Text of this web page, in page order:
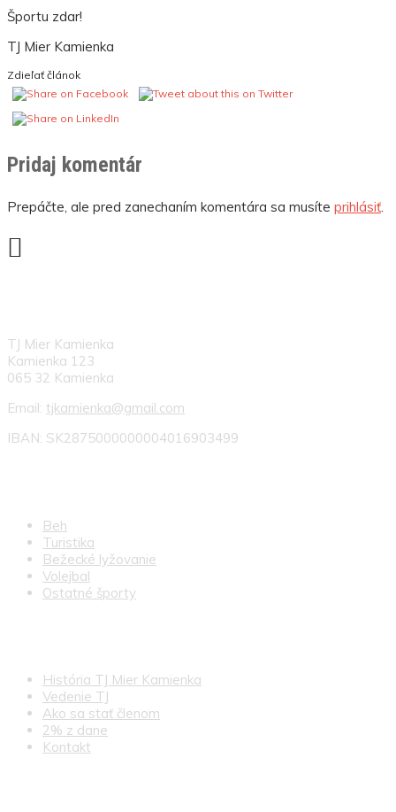
Športu zdar!
TJ Mier Kamienka
Zdieľať článok
Pridaj komentár
Prepáčte, ale pred zanechaním komentára sa musíte prihlásiť.
TJ Mier Kamienka
Kamienka 123
065 32 Kamienka
Email: tjkamienka@gmail.com
IBAN: SK2875000000004016903499
Beh
Turistika
Bežecké lyžovanie
Volejbal
Ostatné športy
História TJ Mier Kamienka
Vedenie TJ
Ako sa stať členom
2% z dane
Kontakt